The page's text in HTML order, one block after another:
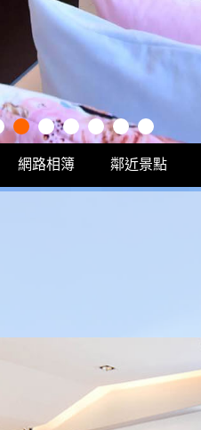
網路相簿 鄰近景點